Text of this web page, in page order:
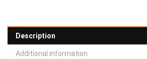
Description
Additional information